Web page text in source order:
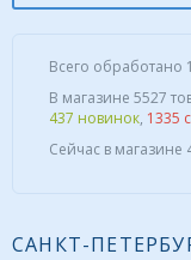
Всего обработано
В магазине 5527
437 новинок, 1335
Сейчас в магазине
САНКТ-